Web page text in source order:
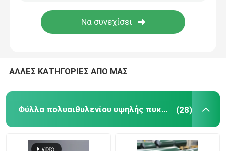
Σχετικά με εμάς
Ποιοτικός έλεγχος
επαφή
ΑΛΛΕΣ ΚΑΤΗΓΟΡΙΕΣ ΑΠΟ ΜΑΣ
Φύλλα πολυαιθυλενίου υψηλής πυκνότητας (28)